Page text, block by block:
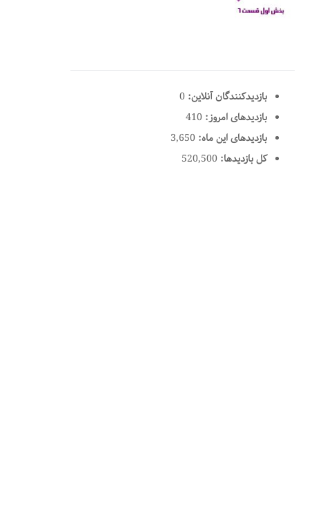
بازدیدکنندگان آنلاین:0
بازدیدهای امروز:410
بازدیدهای این ماه:3,650
کل بازدیدها:520,500